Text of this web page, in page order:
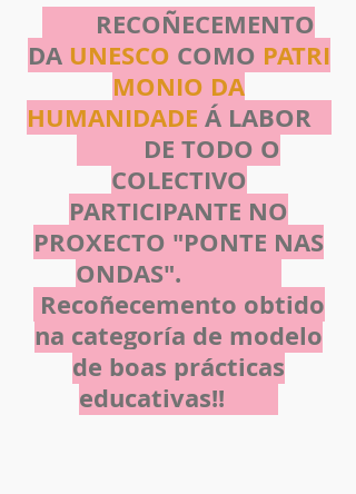
RECOÑECEMENTO
DA UNESCO COMO PATRI
MONIO DA
HUMANIDADE Á LABOR
DE TODO O
COLECTIVO
PARTICIPANTE NO
PROXECTO "PONTE NAS
ONDAS".
Recoñecemento obtido
na categoría de modelo
de boas prácticas
educativas!!